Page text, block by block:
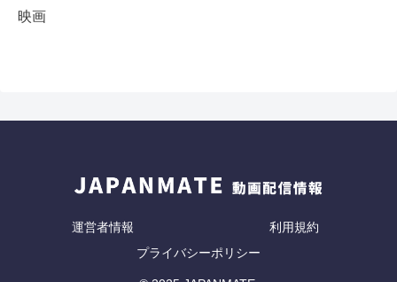
映画
運営者情報
利用規約
プライバシーポリシー